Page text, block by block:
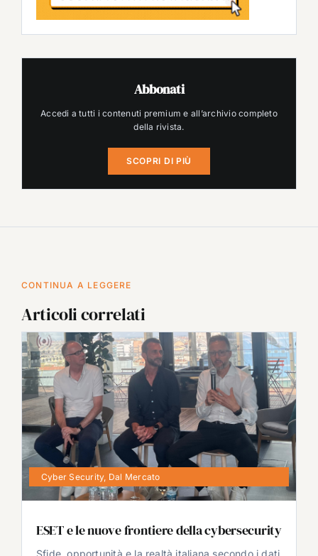
Abbonati
Accedi a tutti i contenuti premium e all’archivio completo
della rivista.
SCOPRI DI PIÙ
CONTINUA A LEGGERE
Articoli correlati
Cyber Security, Dal Mercato
ESET e le nuove frontiere della cybersecurity
Sfide, opportunità e la realtà italiana secondo i dati